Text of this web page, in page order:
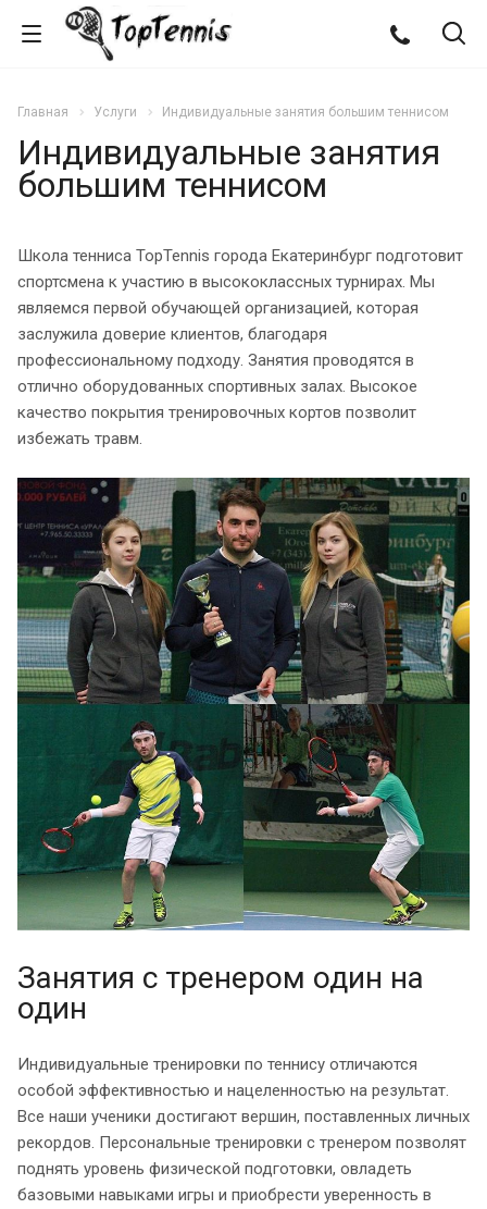
Главная Услуги Индивидуальные занятия большим теннисом
Индивидуальные занятия
большим теннисом
Школа тенниса TopTennis города Екатеринбург подготовит
спортсмена к участию в высококлассных турнирах. Мы
являемся первой обучающей организацией, которая
заслужила доверие клиентов, благодаря
профессиональному подходу. Занятия проводятся в
отлично оборудованных спортивных залах. Высокое
качество покрытия тренировочных кортов позволит
избежать травм.
Занятия с тренером один на
один
Индивидуальные тренировки по теннису отличаются
особой эффективностью и нацеленностью на результат.
Все наши ученики достигают вершин, поставленных личных
рекордов. Персональные тренировки с тренером позволят
поднять уровень физической подготовки, овладеть
базовыми навыками игры и приобрести уверенность в